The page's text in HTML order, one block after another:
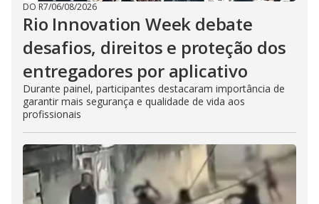
DO R7/06/08/2026
Rio Innovation Week debate
desafios, direitos e proteção dos
entregadores por aplicativo
Durante painel, participantes destacaram importância de
garantir mais segurança e qualidade de vida aos
profissionais